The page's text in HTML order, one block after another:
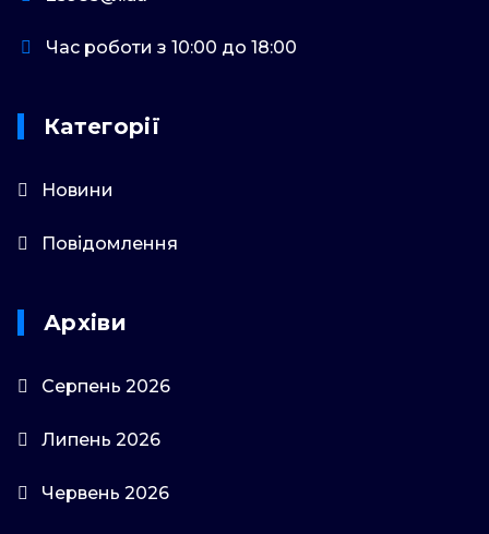
Час роботи з 10:00 до 18:00
Категорії
Новини
Повідомлення
Архіви
Серпень 2026
Липень 2026
Червень 2026